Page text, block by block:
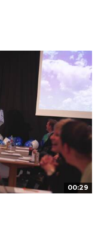
00:29